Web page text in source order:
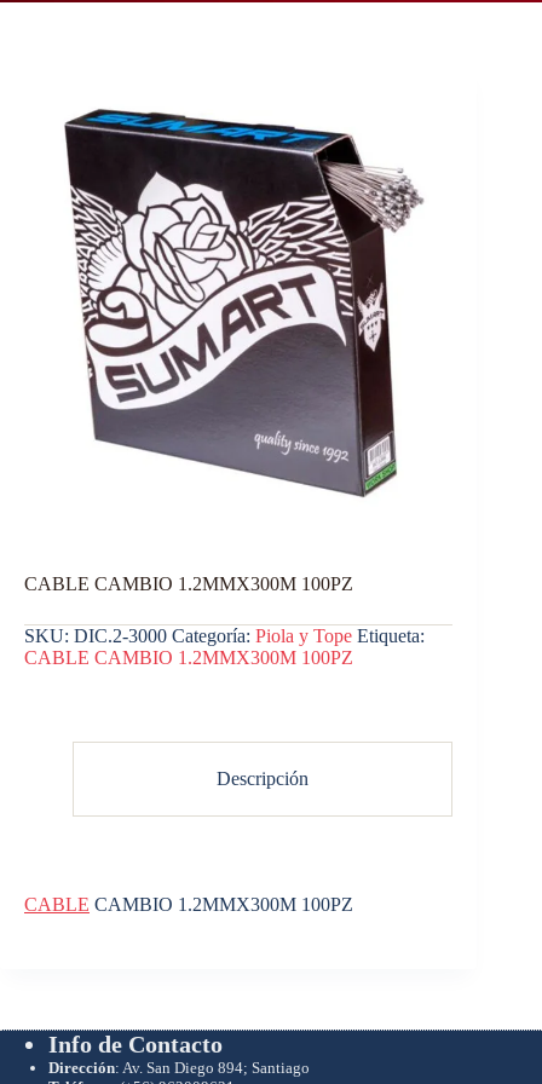
CABLE CAMBIO 1.2MMX300M 100PZ
SKU: DIC.2-3000 Categoría: Piola y Tope Etiqueta:
CABLE CAMBIO 1.2MMX300M 100PZ
Descripción
CABLE CAMBIO 1.2MMX300M 100PZ
Info de Contacto
Dirección: Av. San Diego 894; Santiago